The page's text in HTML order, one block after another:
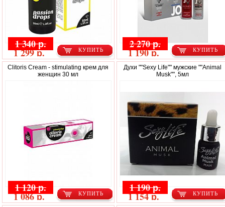
КУПИТЬ
1 340 р.
1 299 р. КУПИТЬ
2 270 р.
1 190 р.
Clitoris Cream - stimulating крем для
женщин 30 мл
КУПИТЬ
1 120 р.
1 086 р.
Духи ""Sexy Life"" мужские ""Animal
Musk"", 5мл
КУПИТЬ
1 190 р.
1 154 р.